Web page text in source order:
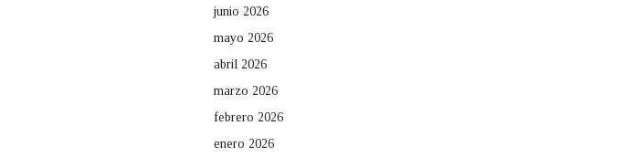
junio 2026
mayo 2026
abril 2026
marzo 2026
febrero 2026
enero 2026